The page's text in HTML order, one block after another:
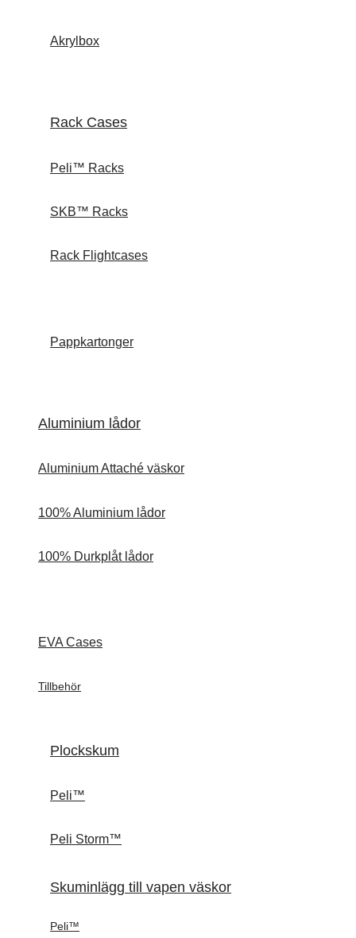
Akrylbox
Rack Cases
Peli™ Racks
SKB™ Racks
Rack Flightcases
Pappkartonger
Aluminium lådor
Aluminium Attaché väskor
100% Aluminium lådor
100% Durkplåt lådor
EVA Cases
Tillbehör
Plockskum
Peli™
Peli Storm™
Skuminlägg till vapen väskor
Peli™